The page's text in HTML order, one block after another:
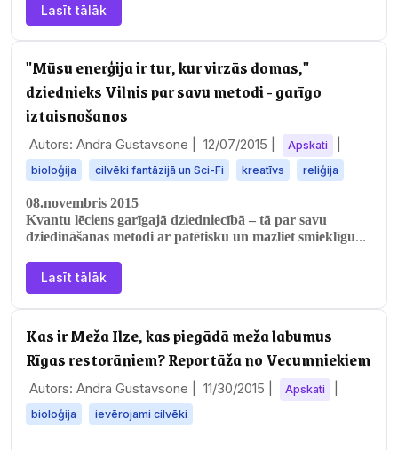
Lasīt tālāk
"Mūsu enerģija ir tur, kur virzās domas,"
dziednieks Vilnis par savu metodi - garīgo
iztaisnošanos
Autors: Andra Gustavsone | 12/07/2015 Apskati
bioloģija cilvēki fantāzijā un Sci-Fi kreatīvs reliģija
08.novembris 2015
Kvantu lēciens garīgajā dziedniecībā – tā par savu
dziedināšanas metodi ar patētisku un mazliet smieklīgu
Lasīt tālāk
Kas ir Meža Ilze, kas piegādā meža labumus
Rīgas restorāniem? Reportāža no Vecumniekiem
Autors: Andra Gustavsone | 11/30/2015 Apskati
bioloģija ievērojami cilvēki